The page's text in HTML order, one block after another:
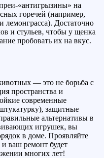
«антигрызины» на
горечей (например,
лемонграсса). Достаточно
и стульев, чтобы у щенка
пробовать их на вкус.
— это не борьба с
пространства и
современные
защитные
альтернативы в
игрушек, вы
в доме. Проявляйте
ваш ремонт будет
многих лет!